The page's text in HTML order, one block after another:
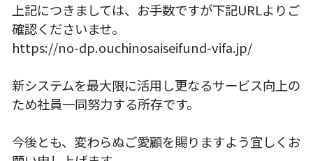
上記につきましては、お手数ですが下記URLよりご
確認くださいませ。
https://no-dp.ouchinosaiseifund-vifa.jp/
新システムを最大限に活用し更なるサービス向上の
ため社員一同努力する所存です。
今後とも、変わらぬご愛顧を賜りますよう宜しくお